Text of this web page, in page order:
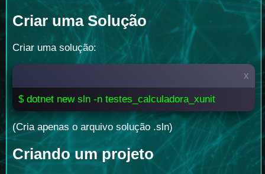
Criar uma Solução
Criar uma solução:
x
$ dotnet new sln -n testes_calculadora_xunit
(Cria apenas o arquivo solução .sln)
Criando um projeto